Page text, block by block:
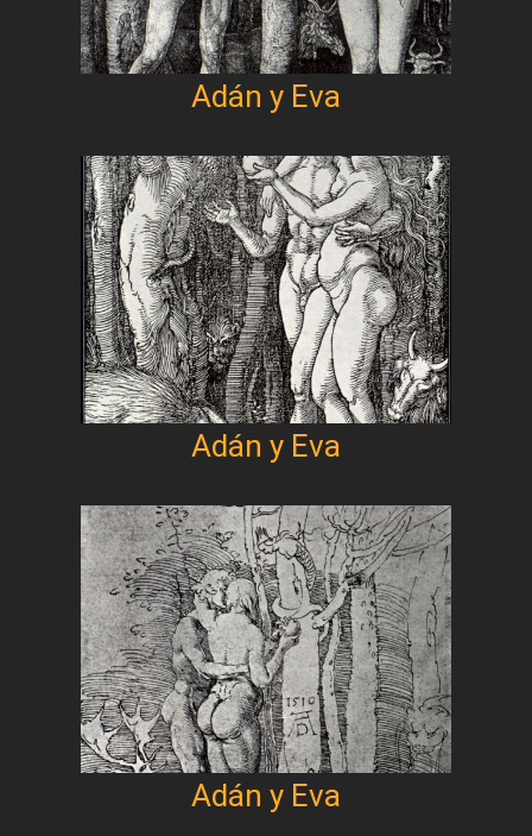
Adán y Eva
Adán y Eva
Adán y Eva